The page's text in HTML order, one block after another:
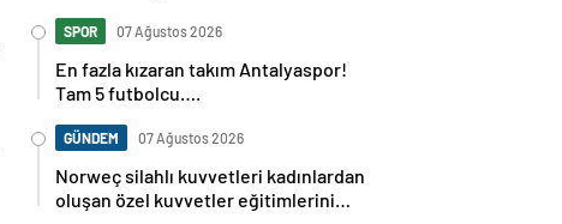
SPOR 07 Ağustos 2026
En fazla kızaran takım Antalyaspor!
Tam 5 futbolcu….
GÜNDEM 07 Ağustos 2026
Norweç silahlı kuvvetleri kadınlardan
oluşan özel kuvvetler eğitimlerini